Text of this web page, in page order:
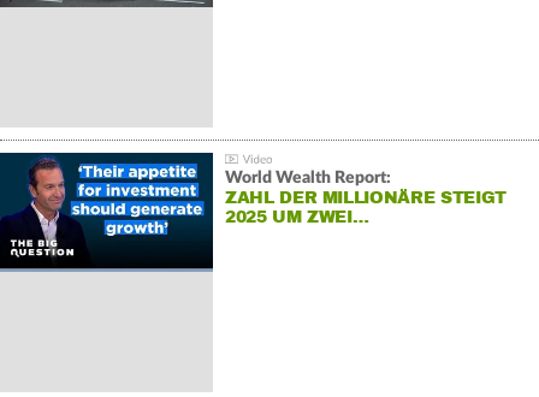
World Wealth Report:
ZAHL DER MILLIONÄRE STEIGT
2025 UM ZWEI…